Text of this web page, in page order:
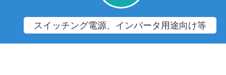
スイッチング電源、インバータ用途向け等